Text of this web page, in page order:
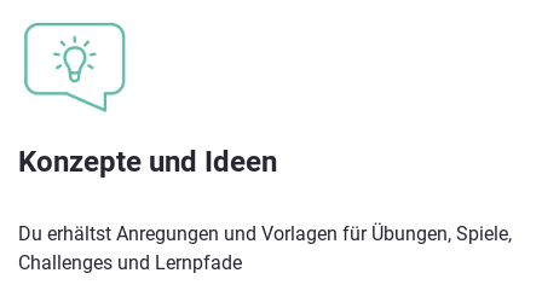
Konzepte und Ideen
Du erhältst Anregungen und Vorlagen für Übungen, Spiele,
Challenges und Lernpfade